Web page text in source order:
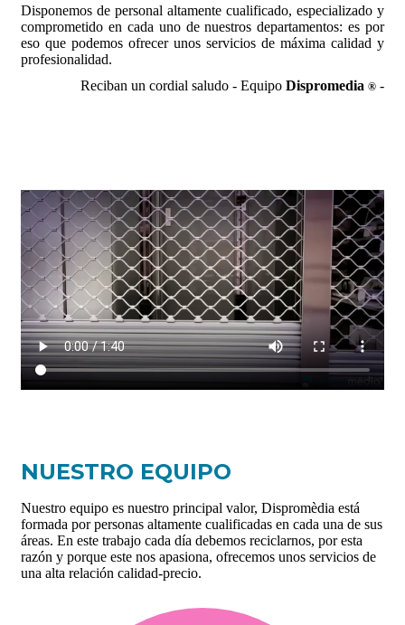
Disponemos de personal altamente cualificado, especializado y
comprometido en cada uno de nuestros departamentos: es por
eso que podemos ofrecer unos servicios de máxima calidad y
profesionalidad.
Reciban un cordial saludo - Equipo Dispromedia ® -
NUESTRO EQUIPO
Nuestro equipo es nuestro principal valor, Dispromèdia está
formada por personas altamente cualificadas en cada una de sus
áreas. En este trabajo cada día debemos reciclarnos, por esta
razón y porque este nos apasiona, ofrecemos unos servicios de
una alta relación calidad-precio.